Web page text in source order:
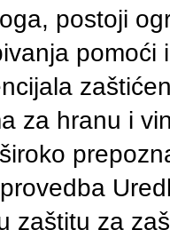
postoji
za hranu i
zaštitu za